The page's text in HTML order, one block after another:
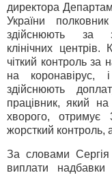
директора
України
здійснюють за
клінічних центрів.
чіткий контроль
на коронавірус,
здійснюють
працівник, який
хворого, отримує
жорсткий контроль,
За словами Сергія
виплати